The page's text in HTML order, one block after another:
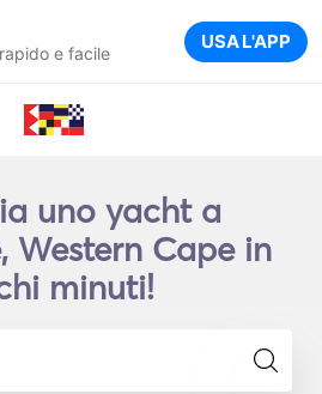
e facile USA L'APP
uno yacht a
Western Cape in
minuti!